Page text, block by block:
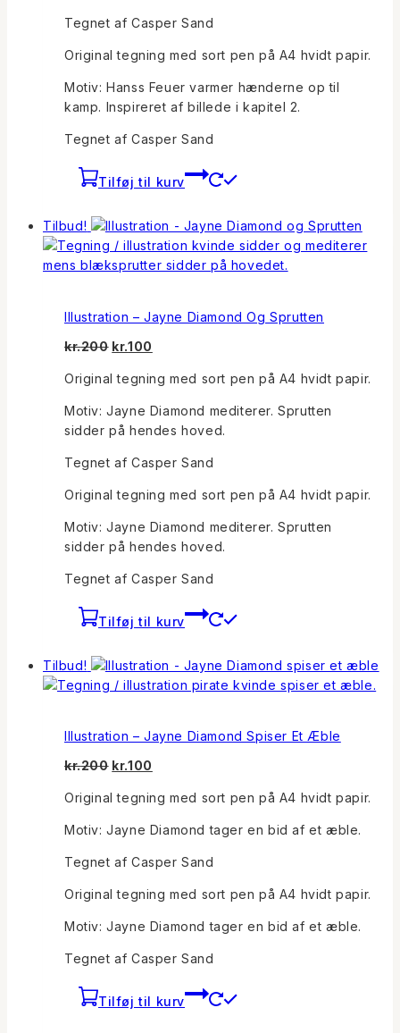
Tegnet af Casper Sand
Original tegning med sort pen på A4 hvidt papir.
Motiv: Hanss Feuer varmer hænderne op til
kamp. Inspireret af billede i kapitel 2.
Tegnet af Casper Sand
Tilføj til kurv
Tilbud!
Illustration – Jayne Diamond Og Sprutten
kr.200 Den
pris
var:
kr.200.
kr.100
pris
er:
kr.100.
Original tegning med sort pen på A4 hvidt papir.
Motiv: Jayne Diamond mediterer. Sprutten
sidder på hendes hoved.
Tegnet af Casper Sand
Original tegning med sort pen på A4 hvidt papir.
Motiv: Jayne Diamond mediterer. Sprutten
sidder på hendes hoved.
Tegnet af Casper Sand
Tilføj til kurv
Tilbud!
Illustration – Jayne Diamond Spiser Et Æble
kr.200 Den
pris
var:
kr.100
pris
er:
Original tegning med sort pen på A4 hvidt papir.
Motiv: Jayne Diamond tager en bid af et æble.
Tegnet af Casper Sand
Original tegning med sort pen på A4 hvidt papir.
Motiv: Jayne Diamond tager en bid af et æble.
Tegnet af Casper Sand
Tilføj til kurv